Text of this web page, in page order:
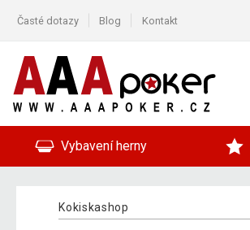
Časté dotazy Blog Kontakt
Vybavení herny
Kokiskashop